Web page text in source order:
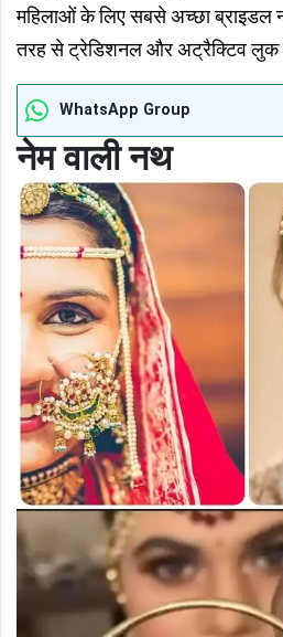
महिलाओं के लिए सबसे अच्छा ब्राइडल
तरह से ट्रेडिशनल और अट्रैक्टिव लुक
WhatsApp Group
नेम वाली नथ